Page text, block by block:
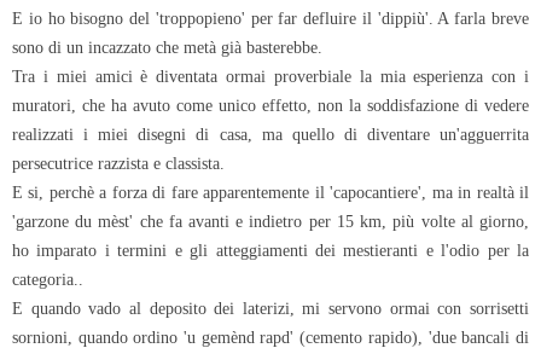
E io ho bisogno del 'troppopieno' per far defluire il 'dippiù'. A farla breve
sono di un incazzato che metà già basterebbe.
Tra i miei amici è diventata ormai proverbiale la mia esperienza con i
muratori, che ha avuto come unico effetto, non la soddisfazione di vedere
realizzati i miei disegni di casa, ma quello di diventare un'agguerrita
persecutrice razzista e classista.
E si, perchè a forza di fare apparentemente il 'capocantiere', ma in realtà il
'garzone du mèst' che fa avanti e indietro per 15 km, più volte al giorno,
ho imparato i termini e gli atteggiamenti dei mestieranti e l'odio per la
categoria..
E quando vado al deposito dei laterizi, mi servono ormai con sorrisetti
sornioni, quando ordino 'u gemènd rapd' (cemento rapido), 'due bancali di